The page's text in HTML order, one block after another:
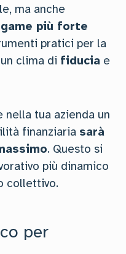
ma anche
più forte
pratici per la
clima di fiducia e
nella tua azienda un
finanziaria sarà
. Questo si
più dinamico
collettivo.
per